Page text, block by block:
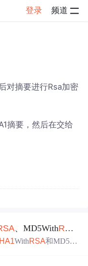
登录 频道
对摘要进行Rsa加密
摘要，然后在交给
、MD5WithRSA
WithRSA和MD5Wi